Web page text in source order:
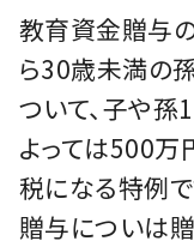
教育資⾦贈与
ら30歳未満の
ついて、⼦や
よっては500万
税になる特例
贈与についは